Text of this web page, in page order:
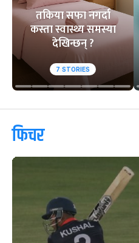
तकिया सफा नगर्दा
कस्ता स्वास्थ्य समस्या
देखिन्छन् ?
7 STORIES
फिचर